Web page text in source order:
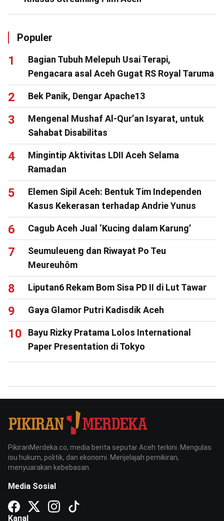
Populer
Bagian Tubuh Melepuh Usai Terapi,
Pengacara asal Aceh Gugat RS Royal Taruma
Bek Panik, Dengar Apache13
Mengenal Mushaf Al-Qur’an Isyarat, untuk
Sahabat Disabilitas
Mingintip Aktivitas LDII Aceh Selama
Ramadan
Elemen Sipil Aceh: Bentuk Tim Independen
Kasus Kekerasan terhadap Andrie Yunus
Cagub Aceh Jual ‘Kucing dalam Karung’
Seumuleueng dan Riwayat Po Teu
Meureuhôm
Liputan6 Rekam Bom Sisa PD II di Lut Tawar
Gaya Glamor Putri Kadisdik Aceh
Bayu Rizky Pratama Lolos International
Paper Presentation di Tokyo
PikiranMerdeka.co, media berita seputar Aceh terkini. Mengulas
isu hukum, politik, dan ekonomi. Menjelajah pemikiran,
menyuarakan kebebasan.
Media Sosial
Kanal